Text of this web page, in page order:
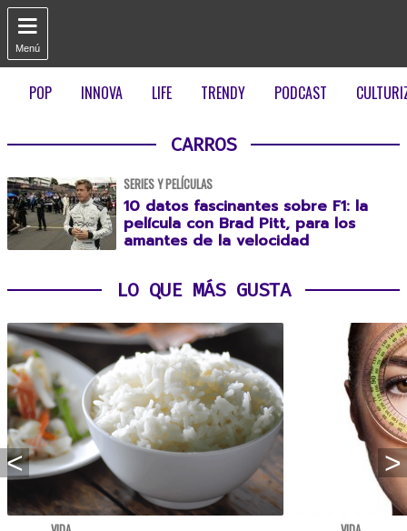

Menú
POP INNOVA LIFE TRENDY PODCAST
CARROS
SERIES Y PELÍCULAS
10 datos fascinantes sobre F1: la
película con Brad Pitt, para los
amantes de la velocidad
LO QUE MÁS GUSTA